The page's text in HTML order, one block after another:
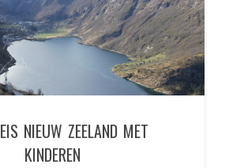
NIEUW ZEELAND MET
KINDEREN